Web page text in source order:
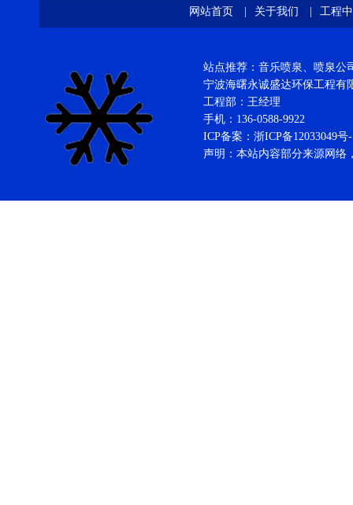
网站首页 | 关于我们 | 工程
站点推荐：音乐喷泉、喷泉公
宁波海曙永诚盛达环保工程
工程部：王经理
手机：136-0588-9922
ICP备案： 浙ICP备12033049号
声明：本站内容部分来源网络